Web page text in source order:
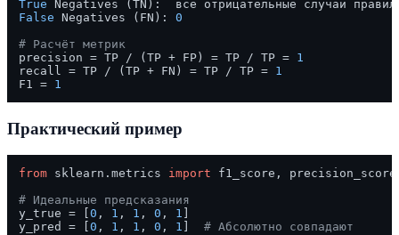
True
False Negatives (FN): 0
# Расчёт метрик
precision = TP / (TP + FP) = TP / TP = 1
recall = TP / (TP + FN) = TP / TP = 1
F1 = 1
Практический пример
from sklearn.metrics import f1_score,
# Идеальные предсказания
y_true = [ 0 , 1 , 1 , 0 , 1
y_pred = [ 0 , 1 , 1 , 0 , 1
# Абсолютно совпадают